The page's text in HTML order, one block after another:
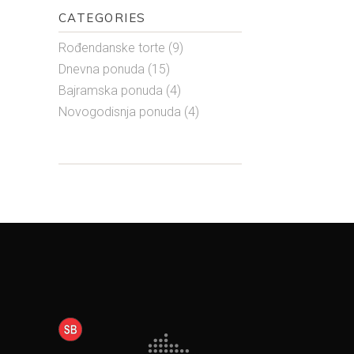
CATEGORIES
Rođendanske torte (9)
Dnevna ponuda (15)
Bajramska ponuda (4)
Novogodisnja ponuda (4)